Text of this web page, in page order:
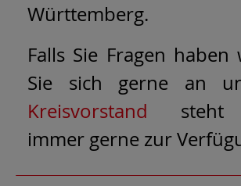
Württemberg.
Falls Sie Fragen haben
Sie sich gerne an
Kreisvorstand steht
immer gerne zur